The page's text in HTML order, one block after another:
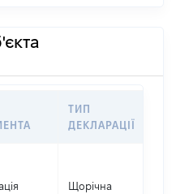
ТИП
ДЕКЛАРАЦІЇ
Щорічна